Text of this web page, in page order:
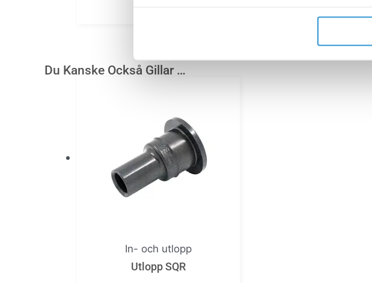
Du Kanske Också Gillar …
In- och utlopp
Utlopp SQR